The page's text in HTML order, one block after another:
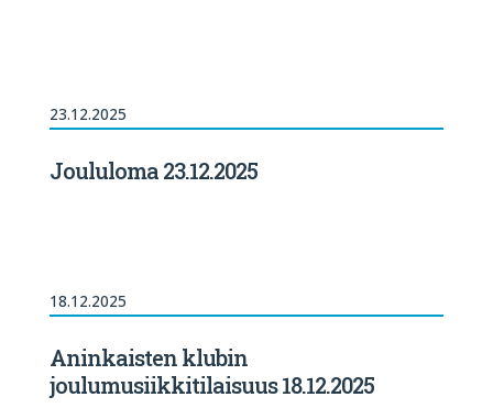
23.12.2025
Joululoma 23.12.2025
18.12.2025
Aninkaisten klubin
joulumusiikkitilaisuus 18.12.2025